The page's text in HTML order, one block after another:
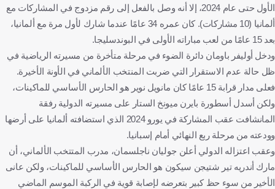
الأول حتى عام 2024، إلا أنه وصل بالفعل إلى رقم مزدوج في المشاركات مع
ألمانيا (10 مشاركات). كان عمره 34 عامًا عندما شارك لأول مرة مع ألمانيا،
بعد 15 عامًا من لعب مباراته الأولى في البوندسليجا.
ودخل أوليفر باومان دائرة الضوء في مرحلة متأخرة من مسيرته الرياضية في
ظل حالة عدم الاستقرار التي ضربت المنتخب الألماني في الأونة الأخيرة.
فعلى مدار قرابة 15 عامًا كان مانويل نوير هو الحارس الأساسي للماكينات،
ولكن أسدل أسطورة بايرن ميونخ الستار على مسيرته الدولية رفقة
المانشافت عقب المشاركة في يورو 2024 الذي استضافته ألمانيا على أرضها
وودعته من مرحلة ربع النهائي أمام إسبانيا.
وعقب اعتزاله الدولي أعلن جوليان ناجلسمان، مدرب المتتخب الألماني، أن
مارك أندريه تير شتيجن سيكون هو الحارس الأساسي للماكينات، ولكن عانى
الأخير من سوء حظ كبير بتعرضه لإصابة قوية في الركبة الموسم الماضي